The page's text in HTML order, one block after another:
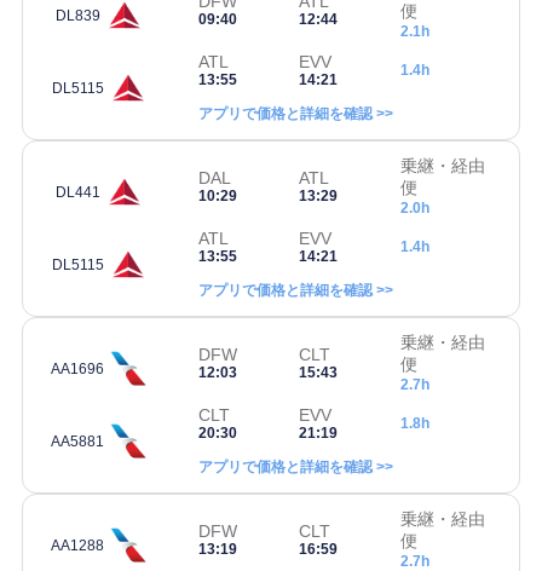
DL839 09:40 12:44
便
2.1h
DL5115
ATL
13:55
EVV
14:21
1.4h
アプリで価格と詳細を確認 >>
DL441
DAL
10:29
ATL
13:29
乗継・経由
便
2.0h
DL5115
ATL
13:55
EVV
14:21
1.4h
アプリで価格と詳細を確認 >>
AA1696
DFW
12:03
CLT
15:43
乗継・経由
便
2.7h
AA5881
CLT
20:30
EVV
21:19
1.8h
アプリで価格と詳細を確認 >>
AA1288
DFW
13:19
CLT
16:59
乗継・経由
便
2.7h